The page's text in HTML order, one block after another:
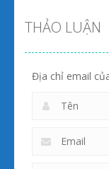
THẢO LUẬN
Địa chỉ email